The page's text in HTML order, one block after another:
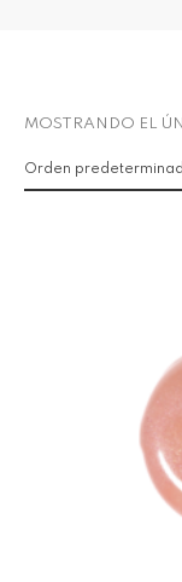
MOSTRANDO EL